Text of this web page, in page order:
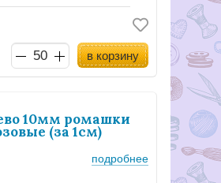
в корзину
10мм ромашки
(за 1см)
подробнее